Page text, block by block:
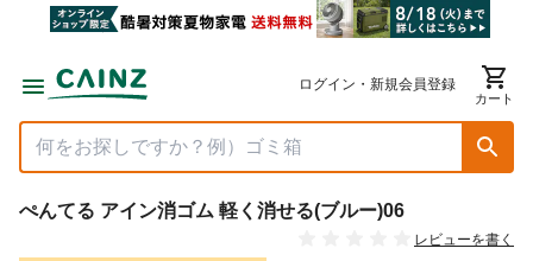
ログイン・新規会員登録
カート
ぺんてる アイン消ゴム 軽く消せる(ブルー)06
レビューを書く